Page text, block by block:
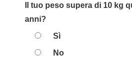
Il tuo peso supera di 10 kg
anni?
Sì
No